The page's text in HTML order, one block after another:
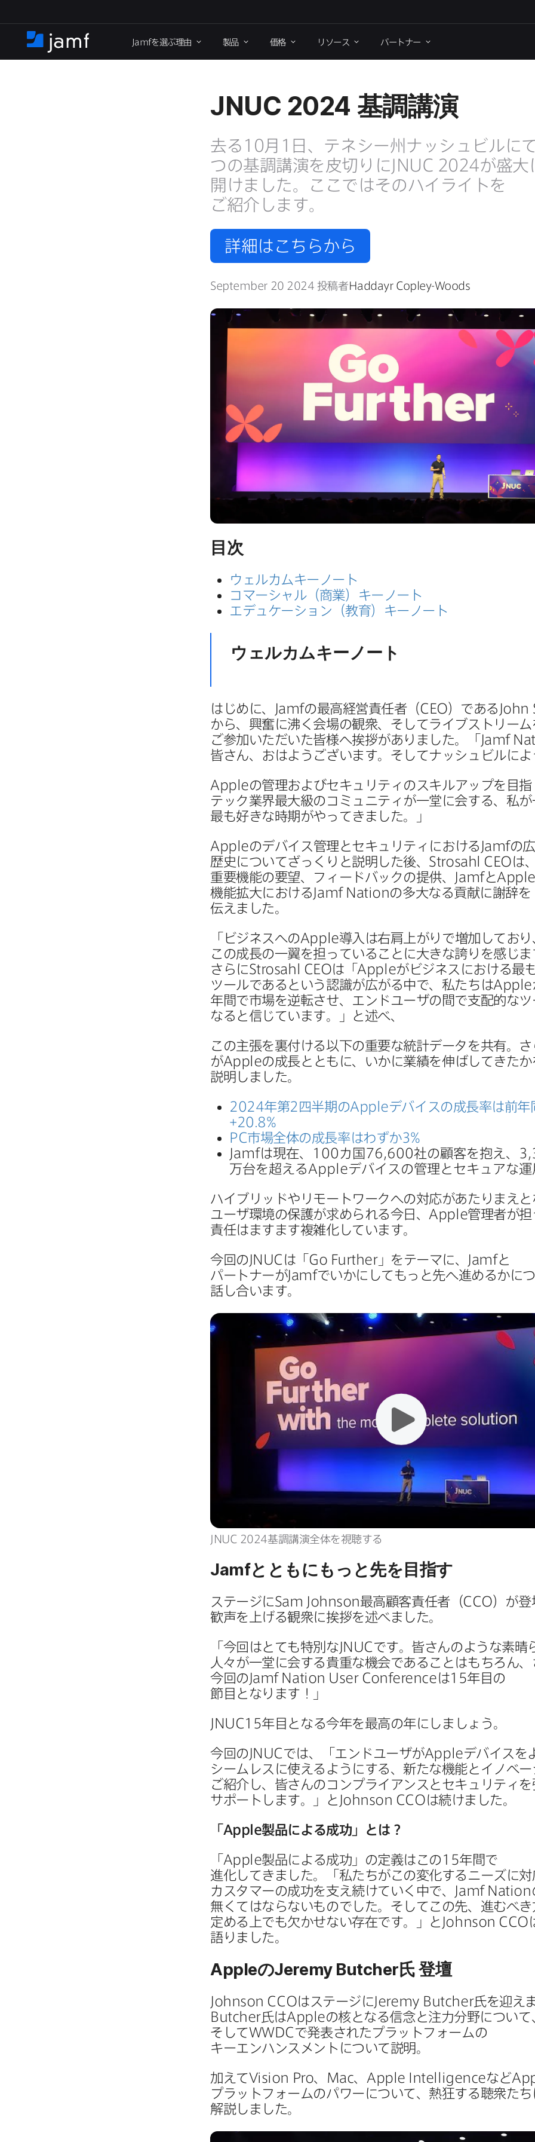
イ
ン
ホ
ー
Jamfを​選ぶ理由 製品 価格 リソース パートナー
JNUC 2024 基調講演
去る 10月 1 日、​テネシー州ナッシュビルに
つの​基調講演を​皮切りに JNUC 2024が​盛大
開けました。​ここでは​その​ハイライトを​
ご紹介します。
詳細は​こちらから
September 20 2024 投稿者Haddayr Copley-Woods
目次
ウェルカムキーノート
コマーシャル​（商業）​キーノート
エデュケーション​（教育）​キーノート
ウェルカムキーノート
はじめに、 Jamfの​最高経営責任者​（CEO）である John
から、​興奮に​沸く​会場の​観衆、​そして​ライブストリー
ご参加いただいた​皆様へ​挨拶が​ありました。​「
Jamf
皆さん、​おは​よう​ございます。​そして​ナッシュビルに​
Appleの​管理および​セキュリティの​スキルアップを​目
テック業界最大級の​コミュニティが​一堂に​会する、​私
最も​好きな​時期が​やってきました。」
Appleの​デバイス管理と​セキュリティに​おける Jamfの​
歴史に​ついて​ざっくりと​説明した後、 Strosahl CEOは
重要機能の​要望、​フィードバックの​提供、
Jamfと
機能拡大に​おける Jamf Nationの​多大なる​貢献に​謝辞を​
伝えました。
「ビジネスへのApple導入は​右肩​上がりで​増加しており
この​成長の​一翼を​担っている​ことに​大きな​誇りを​感じ
さらにStrosahl CEOは​「 Appleが​ビジネスに​おける​最
ツールであると​いう​認識が​広がる​中で、​私たちはApple
年間で​市場を​逆転させ、​エンドユーザの​間で​支配的な​
なると​信じています。」と​述べ、
この​主張を​裏付ける​以下の​重要な​統計データを​共有。​さ
がAppleの​成長とともに、​いかに​業績を​伸ばしてきたか
説明しました。
2024年第2 四半期のAppleデバイスの​成長率は​前年
+20 8%
PC市場全体の​成長率は​わずか3%
Jamfは​現在、 100カ国 76,600社の​顧客を​抱え、 3 ,
万台を​超えるAppleデバイスの​管理と​セキュアな​
ハイブリッドや​リモートワークへの​対応が​あたりまえ
ユーザ環境の​保護が​求められる​今日、 Apple管理者が​担
責任はますます複雑化しています。
今回の JNUC は​「 Go Further」を​テーマに、 Jamfと​
パートナーがJamfで​いかに​してもっと​先へ​進めるかに​
話し合います。
JNUC 2024基調講演全体を​視聴する
Jamfとともにもっと​先を​目指す
ステージにSam Johnson最高顧客責任者（CCO）が​
歓声を​上げる​観衆に​挨拶を​述べました。
「今回は​とても​特別な JNUCです。​皆さんのような​素晴
人々が​一堂に​会する​貴重な​機会である​ことは​もちろん、
今回の Jamf Nation User Conferenceは15年目の​
節目となります！」
JNUC15年目となる​今年を​最高の​年に​しましょう。
今回の JNUCでは、​「エンドユーザがAppleデバイスを​
シームレスに​使えるように​する、​新たな​機能と​イノベ
ご紹介し、​皆さんの​コンプライアンスと​セキュリティ
サポートします。」と Johnson CCOは​続けました。
「 Apple製品に​よる​成功」とは？
「 Apple製品に​よる​成功」の​定義は​この 15年間で​
進化してきました。​「私たちが​この​変化する​ニーズに​
カスタマーの​成功を​支え続けていく​中で、
Jamf Nation
無くてはならない​ものでした。​そして​この​先、​進むべ
定める​上でも​欠かせない​存在です。」と Johnson CCO
語りました。
AppleのJeremy Butcher氏登壇
Johnson CCOは​ステージに Jeremy Butcher氏を​迎え
Butcher氏はAppleの​核と​なる​信念と​注力分野に​ついて
そしてWWDCで​発表された​プラットフォームの​
キーエンハンスメントに​ついて​説明。
加えてVision Pro、 Mac、 Apple Intelligenceなど
プラットフォームの​パワーに​ついて、​熱狂する​聴衆たち
解説しました。